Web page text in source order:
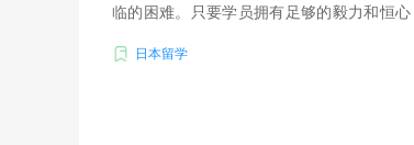
临的困难。只要学员拥有足够的毅力和恒
日本留学